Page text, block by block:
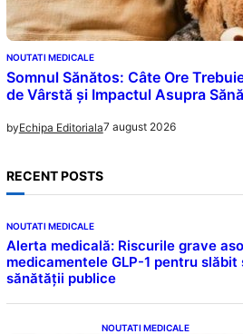
NOUTATI MEDICALE
Somnul Sănătos: Câte Ore
de Vârstă și Impactul Asupra
byEchipa Editoriala7 august 2026
RECENT POSTS
NOUTATI MEDICALE
Alerta medicală: Riscurile grave
medicamentele GLP-1 pentru
sănătății publice
NOUTATI MEDICALE